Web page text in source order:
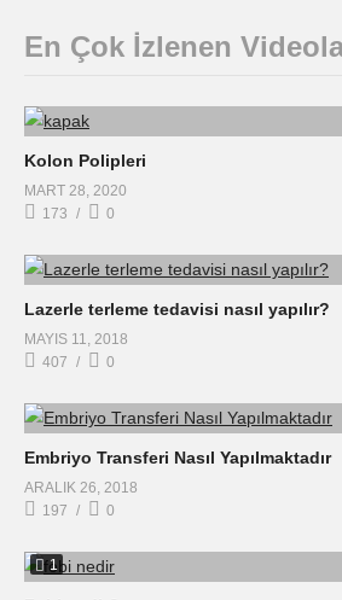
En Çok İzlenen
Kolon Polipleri
MART 28, 2020
173
0
Lazerle terleme tedavisi nasıl yapılır?
MAYIS 11, 2018
407
0
Embriyo Transferi Nasıl Yapılmaktadır
ARALIK 26, 2018
197
0
1